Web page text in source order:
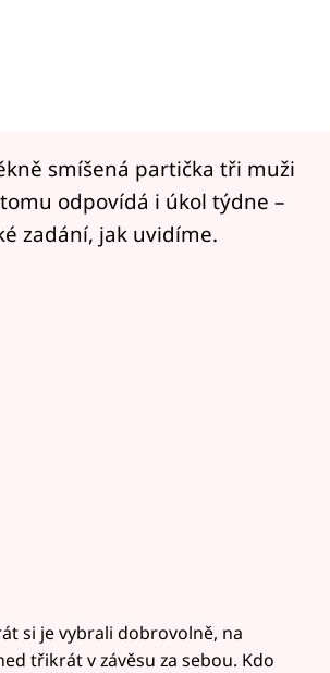
smíšená partička tři muži
odpovídá i úkol týdne –
zadání, jak uvidíme.
si je vybrali dobrovolně, na
třikrát v závěsu za sebou. Kdo